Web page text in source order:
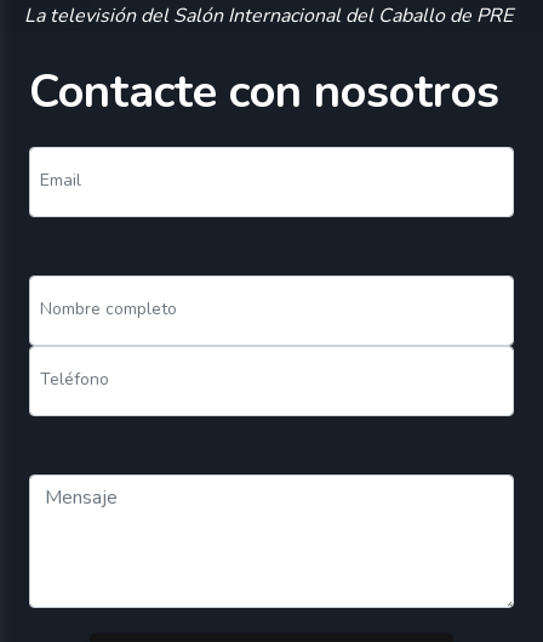
La televisión del Salón Internacional del Caballo de PRE
Contacte con nosotros
Email
Nombre completo
Teléfono